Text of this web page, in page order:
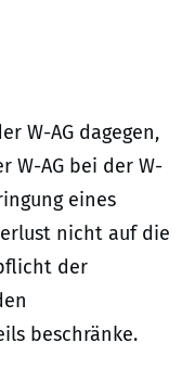
W-AG dagegen,
W-AG bei der W-
eines
nicht auf die
der
beschränke.